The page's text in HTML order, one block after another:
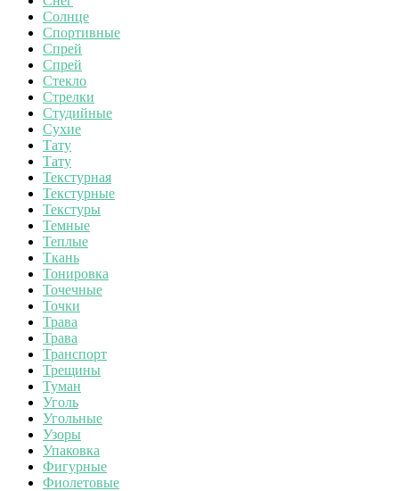
Солнце
Спортивные
Спрей
Спрей
Стекло
Стрелки
Студийные
Сухие
Тату
Тату
Текстурная
Текстурные
Текстуры
Темные
Теплые
Ткань
Тонировка
Точечные
Точки
Трава
Трава
Транспорт
Трещины
Туман
Уголь
Угольные
Узоры
Упаковка
Фигурные
Фиолетовые